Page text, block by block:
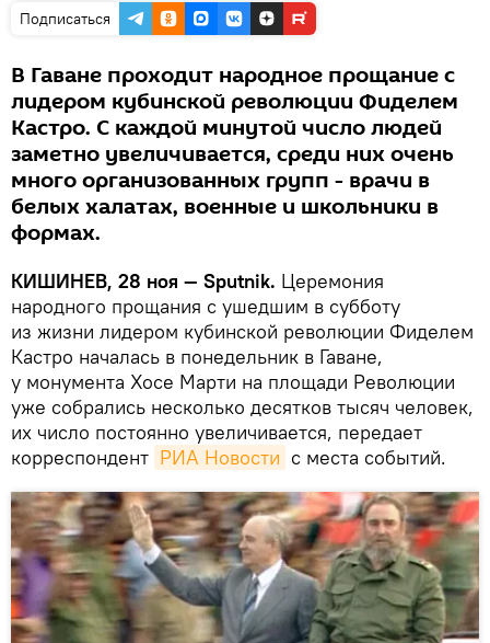
Подписаться
В Гаване проходит народное прощание с
лидером кубинской революции Фиделем
Кастро. С каждой минутой число людей
заметно увеличивается, среди них очень
много организованных групп - врачи в
белых халатах, военные и школьники в
формах.
КИШИНЕВ, 28 ноя — Sputnik. Церемония
народного прощания с ушедшим в субботу
из жизни лидером кубинской революции Фиделем
Кастро началась в понедельник в Гаване,
у монумента Хосе Марти на площади Революции
уже собрались несколько десятков тысяч человек,
их число постоянно увеличивается, передает
корреспондент РИА Новости с места событий.